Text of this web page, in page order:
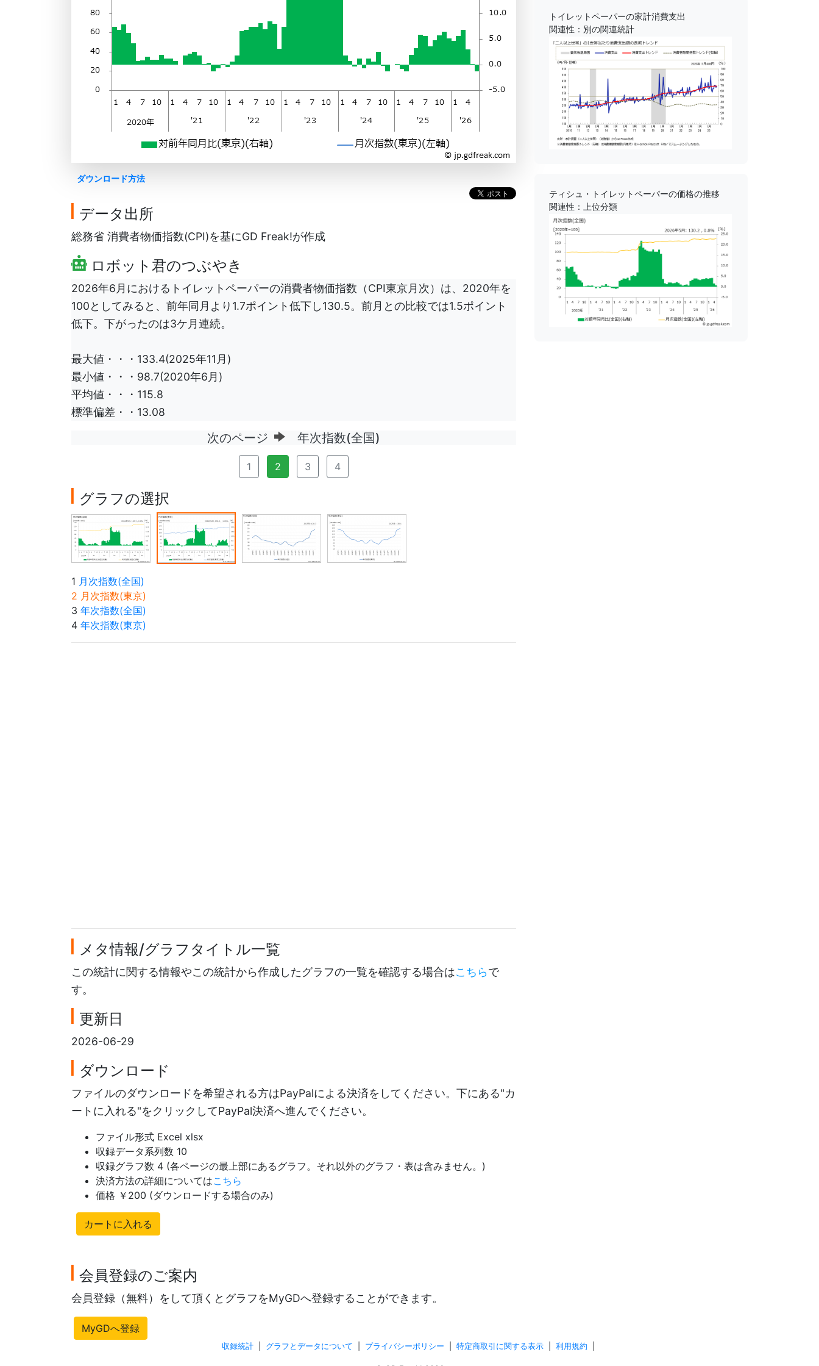
ダウンロード方法
データ出所
総務省 消費者物価指数(CPI)を基にGD Freak!が作成
ロボット君のつぶやき
2026年6月におけるトイレットペーパーの消費者物価指数（CPI東京月次）は、2020年を
100としてみると、前年同月より1.7ポイント低下し130.5。前月との比較では1.5ポイント
低下。下がったのは3ケ月連続。
最大値・・・133.4(2025年11月)
最小値・・・98.7(2020年6月)
平均値・・・115.8
標準偏差・・13.08
次のページ 年次指数(全国)
1 2 3 4
グラフの選択
1 月次指数(全国)
2 月次指数(東京)
3 年次指数(全国)
4 年次指数(東京)
メタ情報/グラフタイトル一覧
この統計に関する情報やこの統計から作成したグラフの一覧を確認する場合はこちらで
す。
更新日
2026-06-29
ダウンロード
ファイルのダウンロードを希望される方はPayPalによる決済をしてください。下にある"カ
ートに入れる"をクリックしてPayPal決済へ進んでください。
ファイル形式 Excel xlsx
収録データ系列数 10
収録グラフ数 4 (各ページの最上部にあるグラフ。それ以外のグラフ・表は含みません。)
決済方法の詳細についてはこちら
価格 ￥200 (ダウンロードする場合のみ)
カートに入れる
会員登録のご案内
会員登録（無料）をして頂くとグラフをMyGDへ登録することができます。
MyGDへ登録
トイレットペーパーの家計消費支出
関連性：別の関連統計
ティシュ・トイレットペーパーの価格の推移
関連性：上位分類
収録統計 グラフとデータについて プライバシーポリシー 特定商取引に関する表示 利用規約